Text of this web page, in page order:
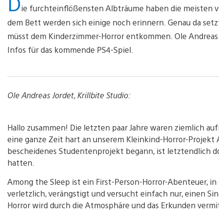
ie furchteinflößensten Albträume haben die meisten
dem Bett werden sich einige noch erinnern. Genau da
müsst dem Kinderzimmer-Horror entkommen. Ole
Infos für das kommende PS4-Spiel.
Ole Andreas Jordet, Krillbite Studio:
Hallo zusammen! Die letzten paar Jahre waren ziemlich
eine ganze Zeit hart an unserem Kleinkind-Horror-Projekt
bescheidenes Studentenprojekt begann, ist letztendlich
hatten.
Among the Sleep ist ein First-Person-Horror-Abenteuer,
verletzlich, verängstigt und versucht einfach nur, einen
Horror wird durch die Atmosphäre und das Erkunden